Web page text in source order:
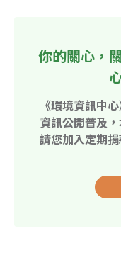
你的關心，
《環境資訊中
資訊公開普及
請您加入定期